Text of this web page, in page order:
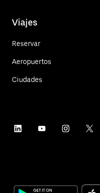
Viajes
Reservar
Aeropuertos
Ciudades